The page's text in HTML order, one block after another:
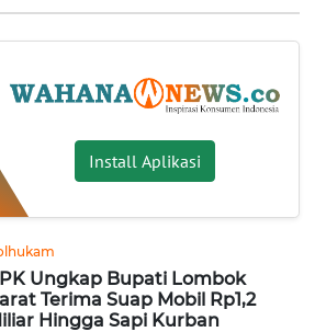
Install Aplikasi
Ungkap Bupati Lombok
Terima Suap Mobil Rp1,2
Hingga Sapi Kurban